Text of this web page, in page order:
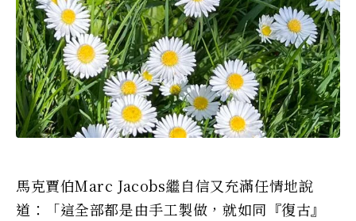
馬克賈伯Marc Jacobs繼自信又充滿任情地說
道：「這全部都是由手工製做，就如同『復古』